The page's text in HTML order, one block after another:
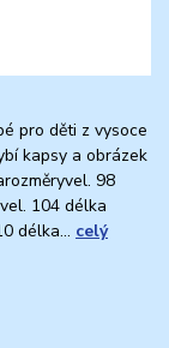
pro děti z vysoce
kapsy a obrázek
98
104 délka
délka... celý